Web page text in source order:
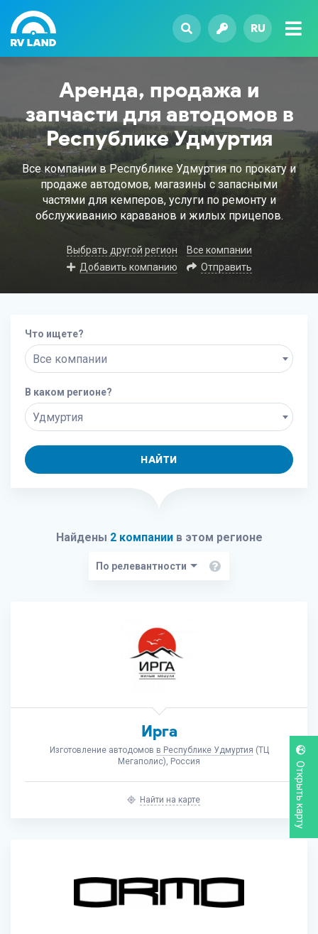
RU
Аренда, продажа и
запчасти для автодомов в
Республике Удмуртия
Все компании в Республике Удмуртия по прокату и
продаже автодомов, магазины с запасными
частями для кемперов, услуги по ремонту и
обслуживанию караванов и жилых прицепов.
Выбрать другой регион
Все компании
Добавить компанию
Отправить
Что ищете?
Все компании
В каком регионе?
Удмуртия
НАЙТИ
Найдены 2 компании в этом регионе
Ирга
Изготовление автодомов в Республике Удмуртия (ТЦ
Мегаполис), Россия
Найти на карте Открыть карту